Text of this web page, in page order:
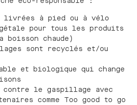
livrées à pied ou à vélo
pour tous les produits
boisson chaude)
sont recyclés et/ou
et biologique qui change
contre le gaspillage avec
comme Too good to go